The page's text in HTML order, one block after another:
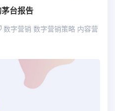
台报告
数字营销 数字营销策略 内容营